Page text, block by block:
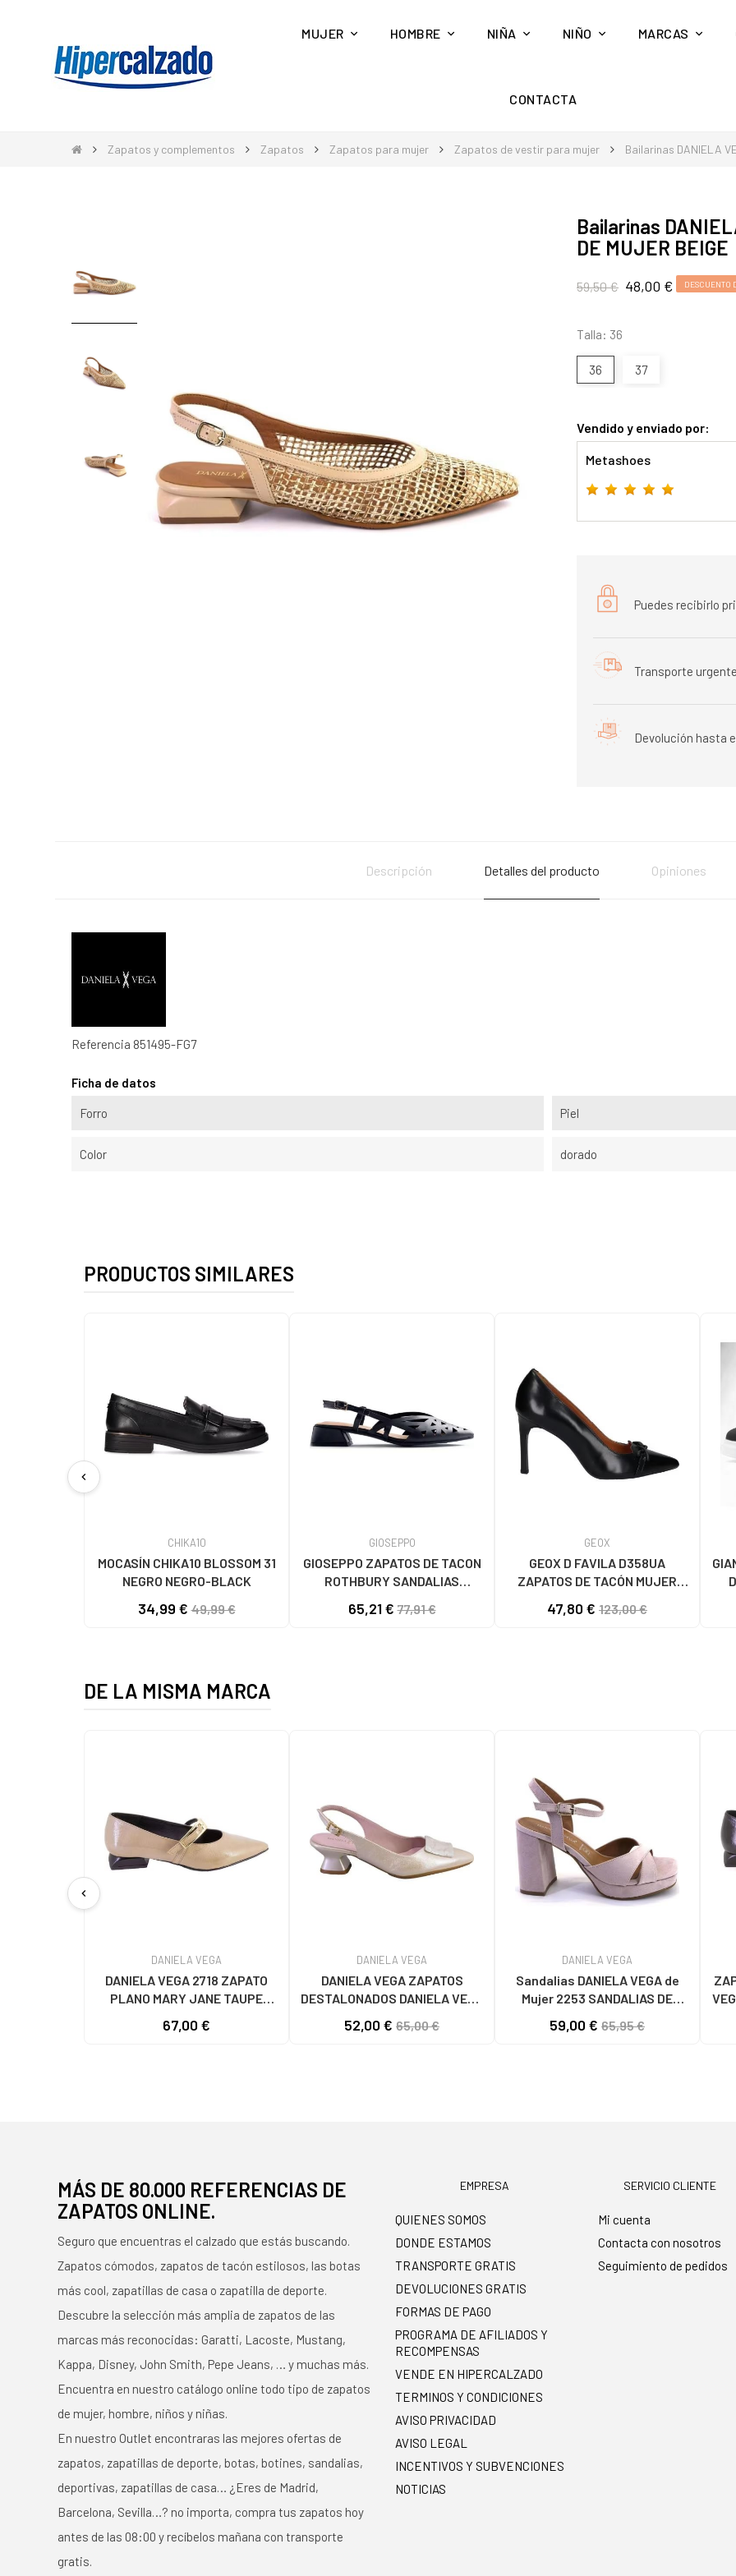
MUJER HOMBRE NIÑA NIÑO MARCAS
CONTACTA
Zapatos y complementos Zapatos Zapatos para mujer Zapatos de vestir para mujer Bailarinas DANIELA
Bailarinas
DE MUJER BEIGE
59,50 € 48,00 € DESCUENTO
Talla: 36
36 37
Vendido y enviado por:
Metashoes
Puedes recibirlo
Transporte
Devolución hasta
Descripción Detalles del producto Opiniones
Referencia 851495-FG7
Ficha de datos
Forro Piel
Color dorado
PRODUCTOS SIMILARES
chevron_left
CHIKA10
MOCASÍN CHIKA10 BLOSSOM 31
NEGRO NEGRO-BLACK
34,99 €49,99 €
GIOSEPPO
GIOSEPPO ZAPATOS DE TACON
ROTHBURY SANDALIAS
65,21 €77,91 €
GEOX
GEOX D FAVILA D358UA
ZAPATOS DE TACÓN MUJER
47,80 € 123,00 €
DE LA MISMA MARCA
chevron_left
DANIELA VEGA
DANIELA VEGA 2718 ZAPATO
PLANO MARY JANE TAUPE
67,00 €
DANIELA VEGA
DANIELA VEGA ZAPATOS
DESTALONADOS DANIELA VEGA
52,00 € 65,00 €
DANIELA VEGA
Sandalias DANIELA VEGA de
Mujer 2253 SANDALIAS DE
59,00 € 65,95 €
MÁS DE 80.000 REFERENCIAS DE
ZAPATOS ONLINE.
Seguro que encuentras el calzado que estás buscando.
Zapatos cómodos, zapatos de tacón estilosos, las botas
más cool, zapatillas de casa o zapatilla de deporte.
Descubre la selección más amplia de zapatos de las
marcas más reconocidas: Garatti, Lacoste, Mustang,
Kappa, Disney, John Smith, Pepe Jeans, … y muchas más.
Encuentra en nuestro catálogo online todo tipo de zapatos
de mujer, hombre, niños y niñas.
En nuestro Outlet encontraras las mejores ofertas de
zapatos, zapatillas de deporte, botas, botines, sandalias,
deportivas, zapatillas de casa… ¿Eres de Madrid,
Barcelona, Sevilla…? no importa, compra tus zapatos hoy
antes de las 08:00 y recíbelos mañana con transporte
gratis.
EMPRESA
QUIENES SOMOS
DONDE ESTAMOS
TRANSPORTE GRATIS
DEVOLUCIONES GRATIS
FORMAS DE PAGO
PROGRAMA DE AFILIADOS Y
RECOMPENSAS
VENDE EN HIPERCALZADO
TERMINOS Y CONDICIONES
AVISO PRIVACIDAD
AVISO LEGAL
INCENTIVOS Y SUBVENCIONES
NOTICIAS
SERVICIO CLIENTE
Mi cuenta
Contacta con nosotros
Seguimiento de pedidos